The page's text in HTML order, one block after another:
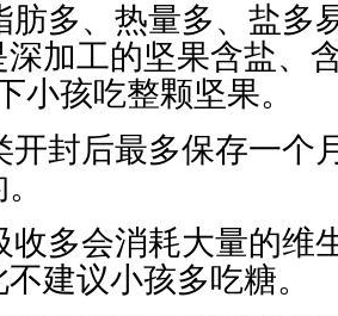
肪多、热量多、盐多
深加工的坚果含盐、
小孩吃整颗坚果。
开封后最多保存一个
收多会消耗大量的维
建议小孩多吃糖。